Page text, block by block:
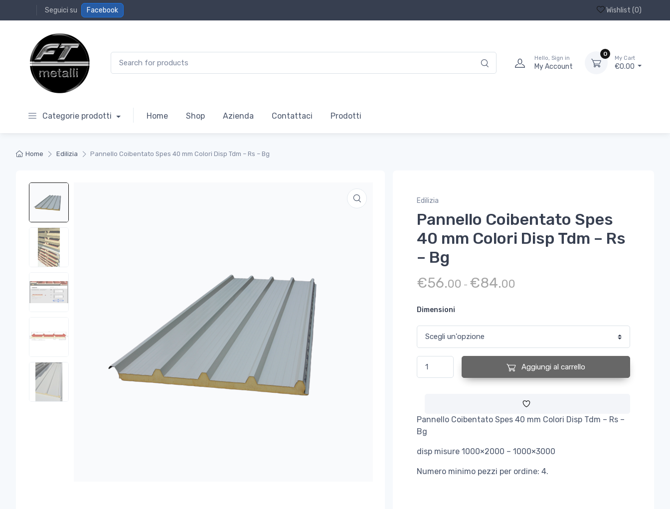
Seguici su Facebook Wishlist (0)
Hello, Sign in
My Account
0
My Cart
€0.00
Categorie prodotti Home Shop Azienda Contattaci Prodotti
Home Edilizia Pannello Coibentato Spes 40 mm Colori Disp Tdm – Rs – Bg
Edilizia
Pannello Coibentato Spes
40 mm Colori Disp Tdm – Rs
– Bg
€56.00 - €84.00
Dimensioni
Pannello Coibentato Spes 40 mm Colori Disp Tdm - Rs - Bg quantità
Aggiungi al carrello
Pannello Coibentato Spes 40 mm Colori Disp Tdm – Rs –
Bg
disp misure 1000×2000 – 1000×3000
Numero minimo pezzi per ordine: 4.